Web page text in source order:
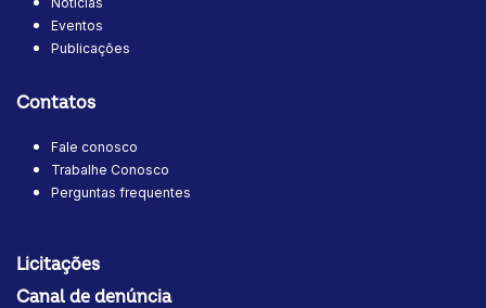
Eventos
Publicações
Contatos
Fale conosco
Trabalhe Conosco
Perguntas frequentes
Licitações
Canal de denúncia